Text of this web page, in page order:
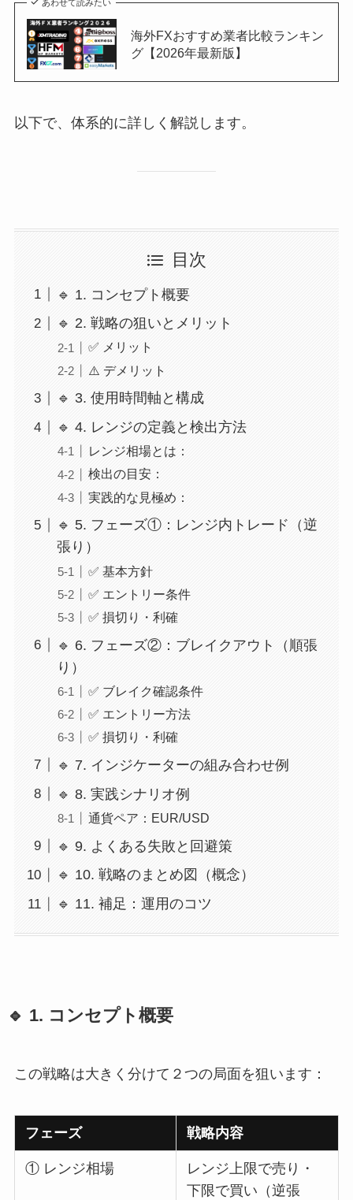
あわせて読みたい
海外FXおすすめ業者比較ランキン
グ【2026年最新版】
以下で、体系的に詳しく解説します。
目次
🔹 1. コンセプト概要
🔹 2. 戦略の狙いとメリット
✅ メリット
⚠️ デメリット
🔹 3. 使用時間軸と構成
🔹 4. レンジの定義と検出方法
レンジ相場とは：
検出の目安：
実践的な見極め：
🔹 5. フェーズ①：レンジ内トレード（逆
張り）
✅ 基本方針
✅ エントリー条件
✅ 損切り・利確
🔹 6. フェーズ②：ブレイクアウト（順張
り）
✅ ブレイク確認条件
✅ エントリー方法
✅ 損切り・利確
🔹 7. インジケーターの組み合わせ例
🔹 8. 実践シナリオ例
通貨ペア：EUR/USD
🔹 9. よくある失敗と回避策
🔹 10. 戦略のまとめ図（概念）
🔹 11. 補足：運用のコツ
🔹 1. コンセプト概要
この戦略は大きく分けて２つの局面を狙います：
フェーズ 戦略内容
① レンジ相場
レンジ上限で売り・
下限で買い（逆張